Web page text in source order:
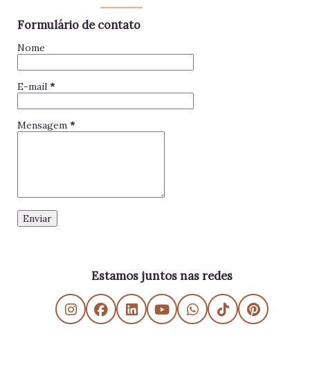
Formulário de contato
Nome
E-mail *
Mensagem *
Estamos juntos nas redes